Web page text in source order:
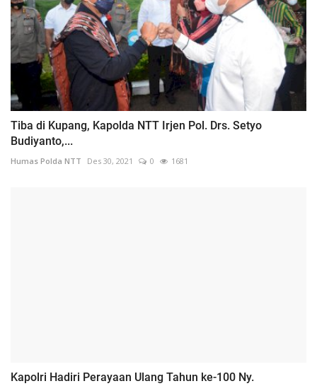
Tiba di Kupang, Kapolda NTT Irjen Pol. Drs. Setyo
Budiyanto,...
Humas Polda NTT Des 30, 2021 0 1681
Kapolri Hadiri Perayaan Ulang Tahun ke-100 Ny.